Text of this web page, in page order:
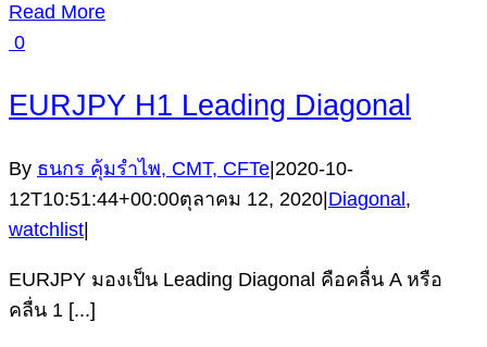
Read More
0
EURJPY H1 Leading Diagonal
By ธนกร คุ้มรำไพ, CMT, CFTe|2020-10-
12T10:51:44+00:00ตุลาคม 12, 2020|Diagonal,
watchlist|
EURJPY มองเป็น Leading Diagonal คือคลื่น A หรือ
คลื่น 1 [...]